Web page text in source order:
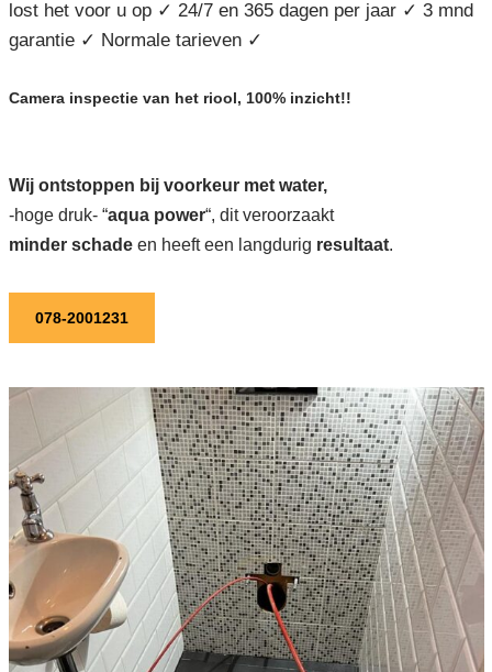
lost het voor u op ✓ 24/7 en 365 dagen per jaar ✓ 3 mnd
garantie ✓ Normale tarieven ✓
Camera inspectie van het riool, 100% inzicht!!
Wij ontstoppen bij voorkeur met water,
-hoge druk- “aqua power“, dit veroorzaakt
minder schadeen heeft een langdurig resultaat.
078-2001231